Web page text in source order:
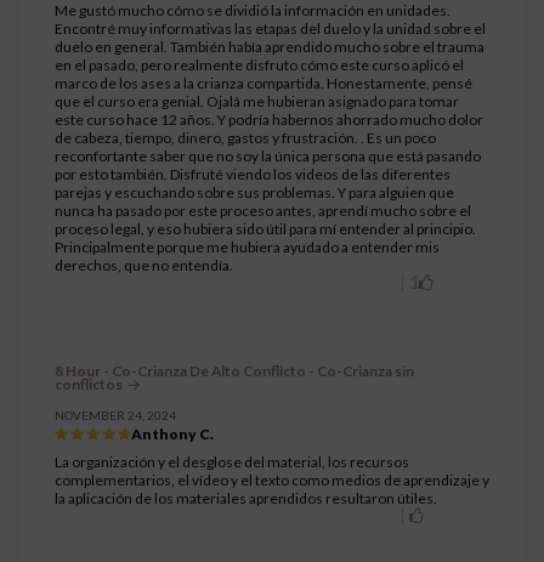
Me gustó mucho cómo se dividió la información en unidades.
Encontré muy informativas las etapas del duelo y la unidad sobre el
duelo en general. También había aprendido mucho sobre el trauma
en el pasado, pero realmente disfruto cómo este curso aplicó el
marco de los ases a la crianza compartida. Honestamente, pensé
que el curso era genial. Ojalá me hubieran asignado para tomar
este curso hace 12 años. Y podría habernos ahorrado mucho dolor
de cabeza, tiempo, dinero, gastos y frustración. . Es un poco
reconfortante saber que no soy la única persona que está pasando
por esto también. Disfruté viendo los videos de las diferentes
parejas y escuchando sobre sus problemas. Y para alguien que
nunca ha pasado por este proceso antes, aprendí mucho sobre el
proceso legal, y eso hubiera sido útil para mí entender al principio.
Principalmente porque me hubiera ayudado a entender mis
derechos, que no entendía.
1
8 Hour - Co-Crianza De Alto Conflicto - Co-Crianza sin
conflictos
NOVEMBER 24, 2024
Anthony C.
La organización y el desglose del material, los recursos
complementarios, el vídeo y el texto como medios de aprendizaje y
la aplicación de los materiales aprendidos resultaron útiles.